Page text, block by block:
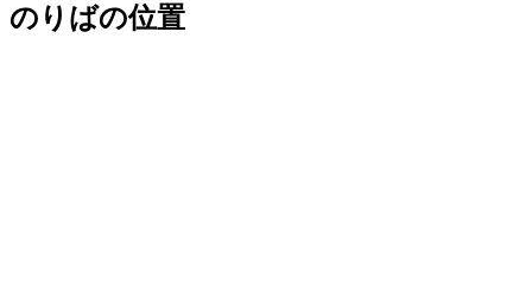
のりばの位置